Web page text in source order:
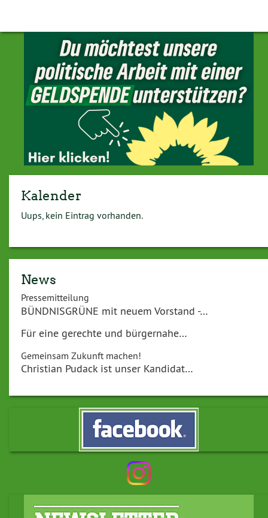
Kalender
Uups, kein Eintrag vorhanden.
News
Pressemitteilung
BÜNDNISGRÜNE mit neuem Vorstand -…
Für eine gerechte und bürgernahe…
Gemeinsam Zukunft machen!
Christian Pudack ist unser Kandidat…